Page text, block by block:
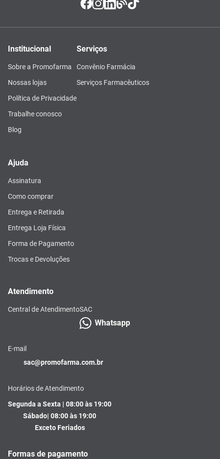
Institucional
Sobre a Promofarma
Nossas lojas
Política de Privacidade
Trabalhe conosco
Blog
Serviços
Convênio Farmácia
Serviços Farmacêuticos
Ajuda
Assinatura
Como comprar
Entrega e Retirada
Entrega Loja Física
Forma de Pagamento
Trocas e Devoluções
Atendimento
Central de AtendimentoSAC
Whatsapp
E-mail
sac@promofarma.com.br
Horários de Atendimento
Segunda a Sexta | 08:00 às 19:00
Sábado| 08:00 às 19:00
Exceto Feriados
Formas de pagamento